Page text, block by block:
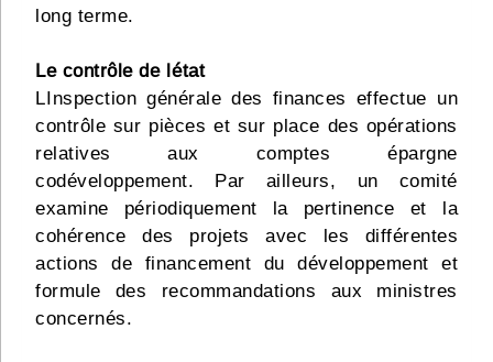
long terme.
Le contrôle de létat
LInspection générale des finances effectue un
contrôle sur pièces et sur place des opérations
relatives aux comptes épargne
codéveloppement. Par ailleurs, un comité
examine périodiquement la pertinence et la
cohérence des projets avec les différentes
actions de financement du développement et
formule des recommandations aux ministres
concernés.